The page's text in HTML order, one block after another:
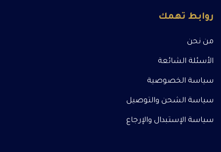
روابط تهمك
من نحن
الأسئلة الشائعة
سياسة الخصوصية
سياسة الشحن والتوصيل
سياسة الإستبدال والإرجاع